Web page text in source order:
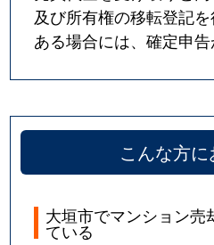
及び所有権の移転登記
ある場合には、確定申告
こんな方
大垣市でマンション売
ている